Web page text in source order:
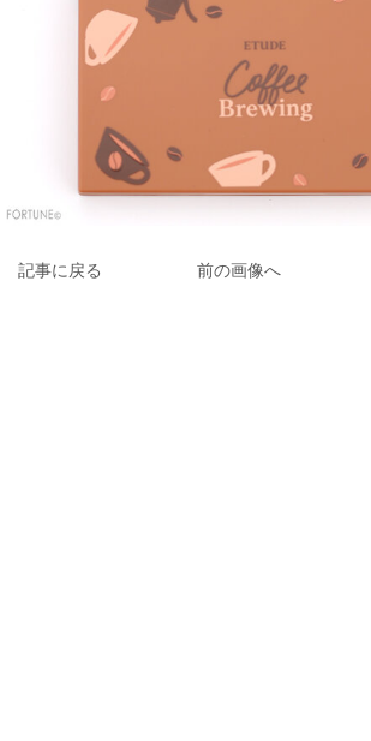
記事に戻る 前の画像へ